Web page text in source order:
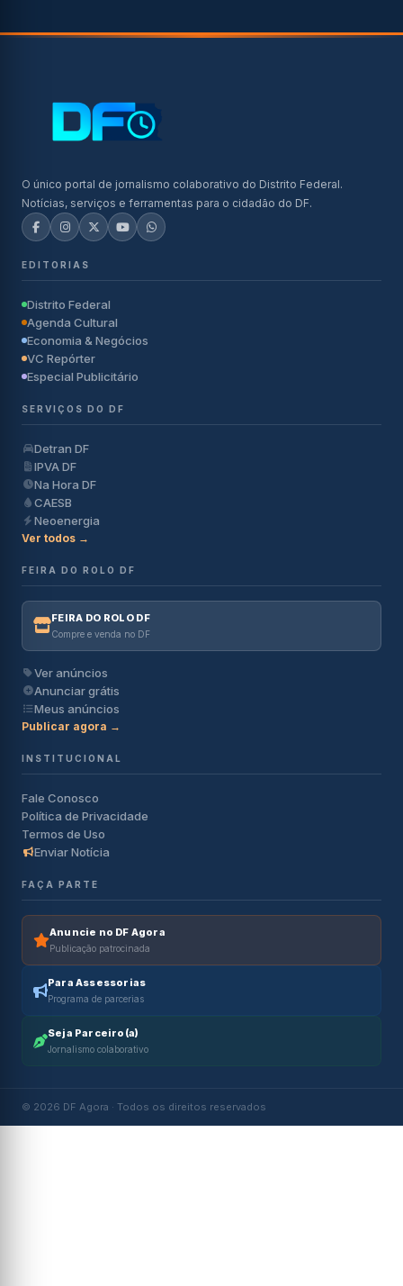
O único portal de jornalismo colaborativo do Distrito Federal.
Notícias, serviços e ferramentas para o cidadão do DF.
EDITORIAS
Distrito Federal
Agenda Cultural
Economia & Negócios
VC Repórter
Especial Publicitário
SERVIÇOS DO DF
Detran DF
IPVA DF
Na Hora DF
CAESB
Neoenergia
Ver todos →
FEIRA DO ROLO DF
FEIRA DO ROLO DF
Compre e venda no DF
Ver anúncios
Anunciar grátis
Meus anúncios
Publicar agora →
INSTITUCIONAL
Fale Conosco
Política de Privacidade
Termos de Uso
Enviar Notícia
FAÇA PARTE
Anuncie no DF Agora
Publicação patrocinada
Para Assessorias
Programa de parcerias
Seja Parceiro(a)
Jornalismo colaborativo
© 2026 DF Agora · Todos os direitos reservados